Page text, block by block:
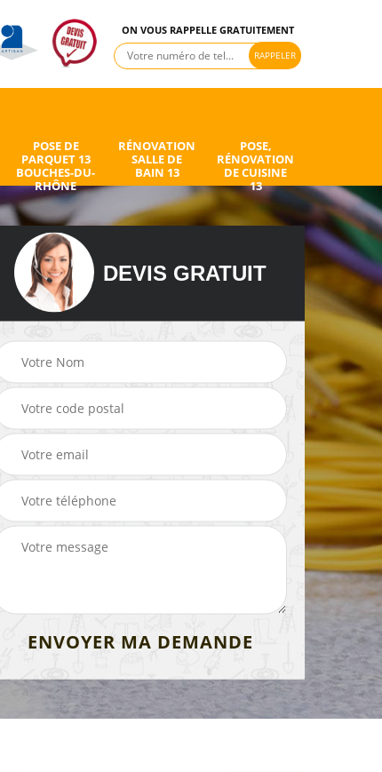
ON VOUS RAPPELLE GRATUITEMENT
POSE DE
PARQUET 13
BOUCHES-DU-
RHÔNE
RÉNOVATION
SALLE DE
BAIN 13
POSE,
RÉNOVATION
DE CUISINE
13
Peintre intérieur 13 Electricien 13
DEVIS GRATUIT